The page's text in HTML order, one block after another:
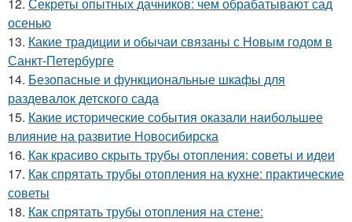
осенью
13. Какие традиции и обычаи связаны с Новым годом в
Санкт-Петербурге
14. Безопасные и функциональные шкафы для
раздевалок детского сада
15. Какие исторические события оказали наибольшее
влияние на развитие Новосибирска
16. Как красиво скрыть трубы отопления: советы и идеи
17. Как спрятать трубы отопления на кухне: практические
советы
18. Как спрятать трубы отопления на стене: